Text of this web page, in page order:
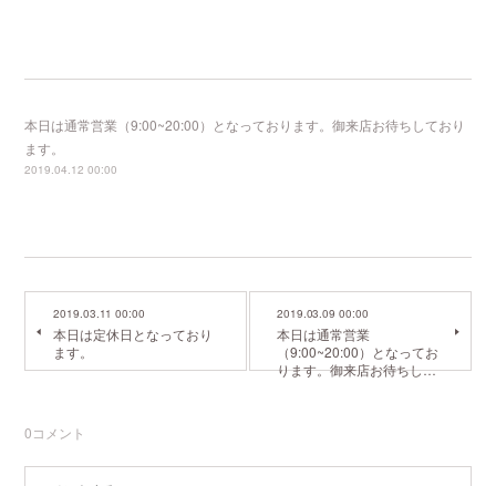
本日は通常営業（9:00~20:00）となっております。御来店お待ちしており
ます。
2019.04.12 00:00
2019.03.11 00:00
本日は定休日となっており
ます。
2019.03.09 00:00
本日は通常営業
（9:00~20:00）となってお
ります。御来店お待ちし…
0コメント